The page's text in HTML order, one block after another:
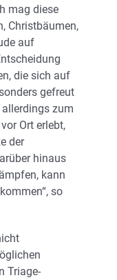
mag diese
Christbäumen,
auf
die sich auf
gefreut
zum
Ort erlebt,
der
hinaus
kann
so
Triage-